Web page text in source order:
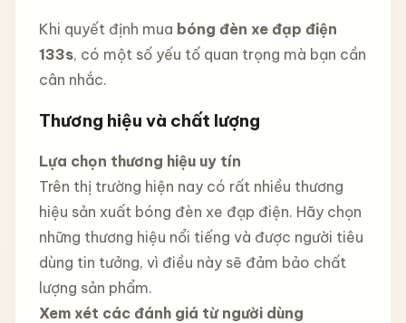
Khi quyết định mua bóng đèn xe đạp điện
133s, có một số yếu tố quan trọng mà bạn cần
cân nhắc.
Thương hiệu và chất lượng
Lựa chọn thương hiệu uy tín
Trên thị trường hiện nay có rất nhiều thương
hiệu sản xuất bóng đèn xe đạp điện. Hãy chọn
những thương hiệu nổi tiếng và được người tiêu
dùng tin tưởng, vì điều này sẽ đảm bảo chất
lượng sản phẩm.
Xem xét các đánh giá từ người dùng